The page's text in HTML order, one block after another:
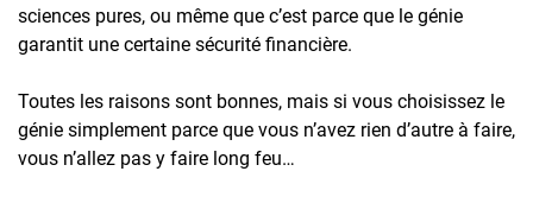
sciences pures, ou même que c’est parce que le génie
garantit une certaine sécurité financière.
Toutes les raisons sont bonnes, mais si vous choisissez le
génie simplement parce que vous n’avez rien d’autre à faire,
vous n’allez pas y faire long feu…